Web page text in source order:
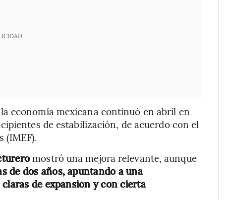
economía mexicana continuó en abril en
de estabilización, de acuerdo con el
(IMEF).
mostró una mejora relevante, aunque
de dos años, apuntando a una
de expansión y con cierta